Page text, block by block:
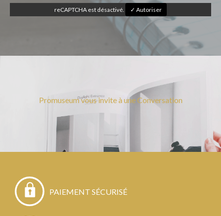
reCAPTCHA est désactivé. ✓ Autoriser
Promuseum vous invite à une Conversation
PAIEMENT SÉCURISÉ